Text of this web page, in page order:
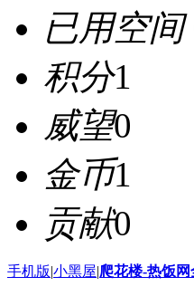
已用空间
积分1
威望0
金币1
贡献0
手机版|小黑屋|爬花楼-热饭